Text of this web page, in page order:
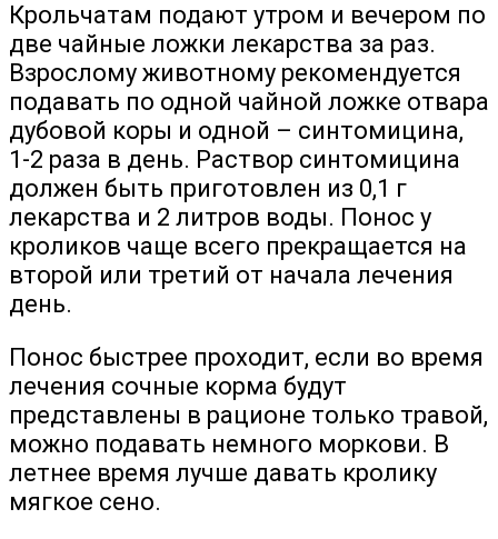
Крольчатам подают утром и вечером по
две чайные ложки лекарства за раз.
Взрослому животному рекомендуется
подавать по одной чайной ложке отвара
дубовой коры и одной – синтомицина,
1-2 раза в день. Раствор синтомицина
должен быть приготовлен из 0,1 г
лекарства и 2 литров воды. Понос у
кроликов чаще всего прекращается на
второй или третий от начала лечения
день.
Понос быстрее проходит, если во время
лечения сочные корма будут
представлены в рационе только травой,
можно подавать немного моркови. В
летнее время лучше давать кролику
мягкое сено.